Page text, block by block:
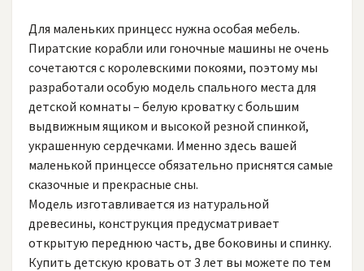
Для маленьких принцесс нужна особая мебель.
Пиратские корабли или гоночные машины не очень
сочетаются с королевскими покоями, поэтому мы
разработали особую модель спального места для
детской комнаты – белую кроватку с большим
выдвижным ящиком и высокой резной спинкой,
украшенную сердечками. Именно здесь вашей
маленькой принцессе обязательно приснятся самые
сказочные и прекрасные сны.
Модель изготавливается из натуральной
древесины, конструкция предусматривает
открытую переднюю часть, две боковины и спинку.
Купить детскую кровать от 3 лет вы можете по тем